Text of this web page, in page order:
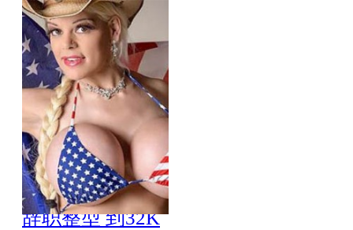
还想更大：空姐
嫌胸部不够丰满
辞职整型 到32K